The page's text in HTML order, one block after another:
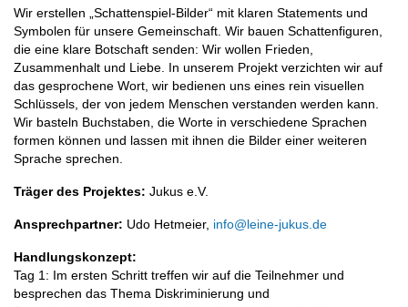
Wir erstellen „Schattenspiel-Bilder“ mit klaren Statements und
Symbolen für unsere Gemeinschaft. Wir bauen Schattenfiguren,
die eine klare Botschaft senden: Wir wollen Frieden,
Zusammenhalt und Liebe. In unserem Projekt verzichten wir auf
das gesprochene Wort, wir bedienen uns eines rein visuellen
Schlüssels, der von jedem Menschen verstanden werden kann.
Wir basteln Buchstaben, die Worte in verschiedene Sprachen
formen können und lassen mit ihnen die Bilder einer weiteren
Sprache sprechen.
Träger des Projektes: Jukus e.V.
Ansprechpartner: Udo Hetmeier, info@leine-jukus.de
Handlungskonzept:
Tag 1: Im ersten Schritt treffen wir auf die Teilnehmer und
besprechen das Thema Diskriminierung und